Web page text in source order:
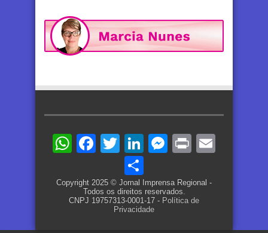
WhatsApp
Facebook
TwitterLinkedIn
Messenger
Print
Copyright 2025 © Jornal Imprensa Regional -
Todos os direitos reservados.
CNPJ 19757313-0001-17 - Política de
Privacidade